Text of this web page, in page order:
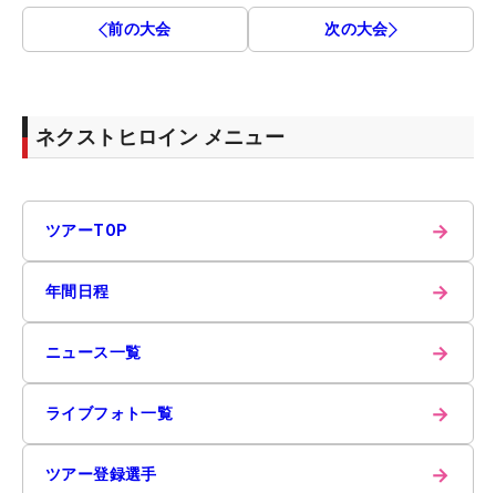
前の大会 次の大会
ネクストヒロイン メニュー
ツアーTOP →
年間日程 →
ニュース一覧 →
ライブフォト一覧 →
ツアー登録選手 →